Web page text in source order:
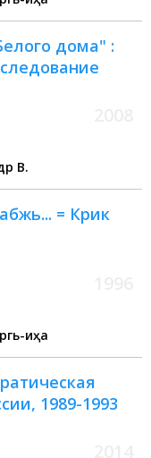
дома" :
В.
= Крик
иҧҳа
1989-1993